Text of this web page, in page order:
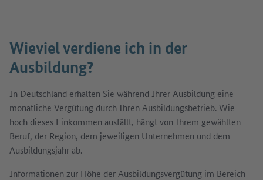
Wieviel verdiene ich in der
Ausbildung?
In Deutschland erhalten Sie während Ihrer Ausbildung eine
monatliche Vergütung durch Ihren Ausbildungsbetrieb. Wie
hoch dieses Einkommen ausfällt, hängt von Ihrem gewählten
Beruf, der Region, dem jeweiligen Unternehmen und dem
Ausbildungsjahr ab.
Informationen zur Höhe der Ausbildungsvergütung im Bereich